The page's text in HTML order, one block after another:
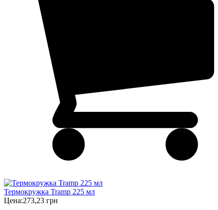
Термокружка Tramp 225 мл
Цена:273,23 грн